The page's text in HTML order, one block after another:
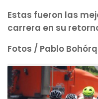
Estas fueron las
carrera en su
Fotos / Pablo